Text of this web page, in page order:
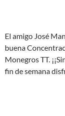
El amigo José
buena
Monegros TT.
fin de semana